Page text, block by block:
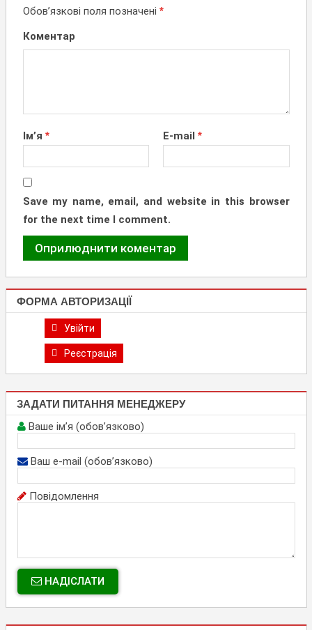
Обов’язкові поля позначені *
Коментар
Ім’я * E-mail *
Save my name, email, and website in this browser
for the next time I comment.
ФОРМА АВТОРИЗАЦІЇ
Увійти
Реєстрація
ЗАДАТИ ПИТАННЯ МЕНЕДЖЕРУ
Ваше ім’я (обов’язково)
Ваш e-mail (обов’язково)
Повідомлення
НАДІСЛАТИ